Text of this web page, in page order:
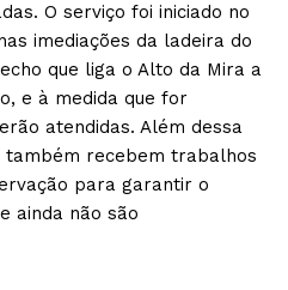
O serviço foi iniciado no
imediações da ladeira do
que liga o Alto da Mira a
e à medida que for
atendidas. Além dessa
também recebem trabalhos
para garantir o
ainda não são